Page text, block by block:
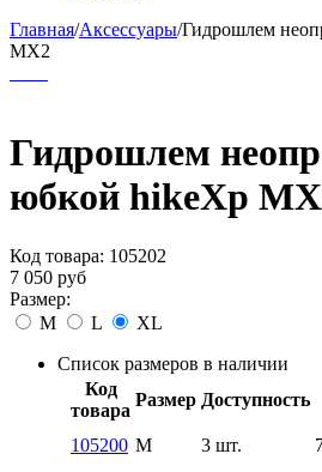
Главная/Аксессуары/Гидрошлем
MX2
Гидрошлем
юбкой hikeXp
Код товара: 105202
7 050 руб
Размер:
M
L
XL
Список размеров в наличии
Код
товара
Размер Доступность
105200 M 3 шт.